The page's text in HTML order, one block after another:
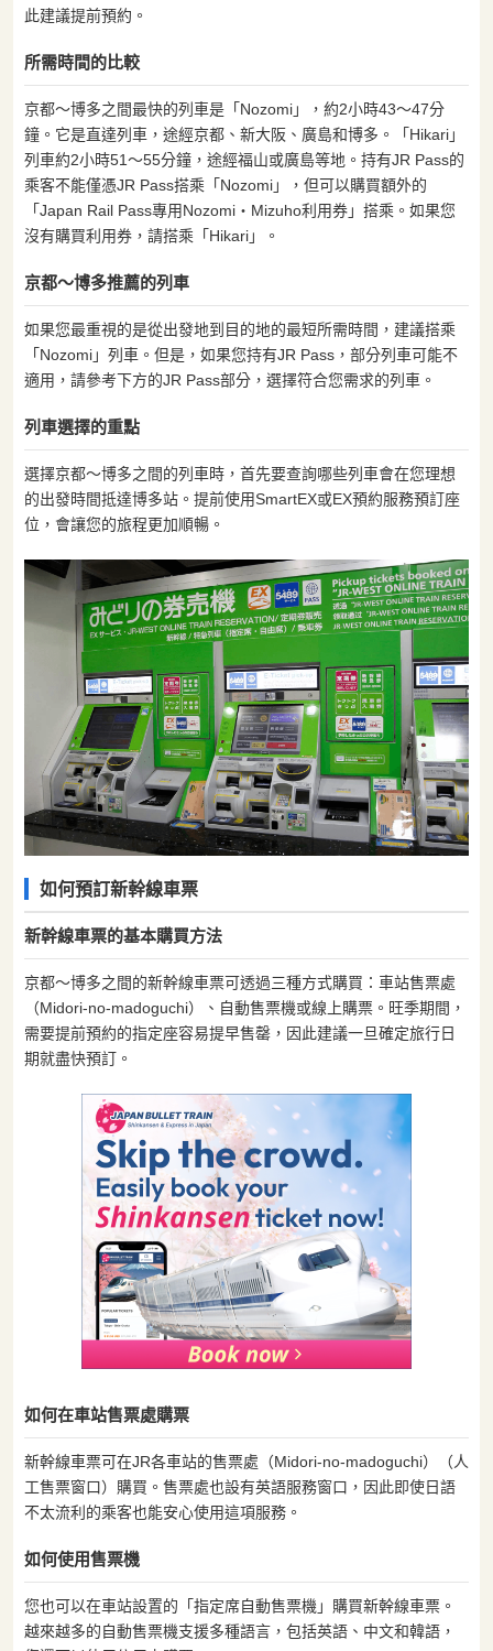
此建議提前預約。
所需時間的比較
京都〜博多之間最快的列車是「Nozomi」，約2小時43〜47分
鐘。它是直達列車，途經京都、新大阪、廣島和博多。「Hikari」
列車約2小時51〜55分鐘，途經福山或廣島等地。持有JR Pass的
乘客不能僅憑JR Pass搭乘「Nozomi」，但可以購買額外的
「Japan Rail Pass專用Nozomi・Mizuho利用券」搭乘。如果您
沒有購買利用券，請搭乘「Hikari」。
京都〜博多推薦的列車
如果您最重視的是從出發地到目的地的最短所需時間，建議搭乘
「Nozomi」列車。但是，如果您持有JR Pass，部分列車可能不
適用，請參考下方的JR Pass部分，選擇符合您需求的列車。
列車選擇的重點
選擇京都〜博多之間的列車時，首先要查詢哪些列車會在您理想
的出發時間抵達博多站。提前使用SmartEX或EX預約服務預訂座
位，會讓您的旅程更加順暢。
如何預訂新幹線車票
新幹線車票的基本購買方法
京都〜博多之間的新幹線車票可透過三種方式購買：車站售票處
（Midori-no-madoguchi）、自動售票機或線上購票。旺季期間，
需要提前預約的指定座容易提早售罄，因此建議一旦確定旅行日
期就盡快預訂。
如何在車站售票處購票
新幹線車票可在JR各車站的售票處（Midori-no-madoguchi）（人
工售票窗口）購買。售票處也設有英語服務窗口，因此即使日語
不太流利的乘客也能安心使用這項服務。
如何使用售票機
您也可以在車站設置的「指定席自動售票機」購買新幹線車票。
越來越多的自動售票機支援多種語言，包括英語、中文和韓語，